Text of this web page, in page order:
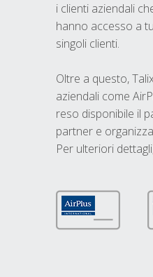
i clienti aziendali
hanno accesso a
singoli clienti.
Oltre a questo,
aziendali come
reso disponibile il
partner e
Per ulteriori